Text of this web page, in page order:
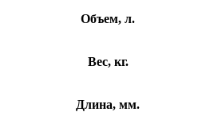
Объем, л.
Вес, кг.
Длина, мм.